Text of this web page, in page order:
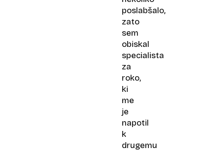
poslabšalo,
zato
sem
obiskal
specialista
za
roko,
ki
me
je
napotil
k
drugemu